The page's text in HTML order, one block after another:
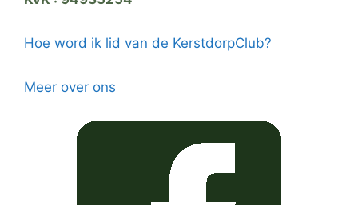
Hoe word ik lid van de KerstdorpClub?
Meer over ons